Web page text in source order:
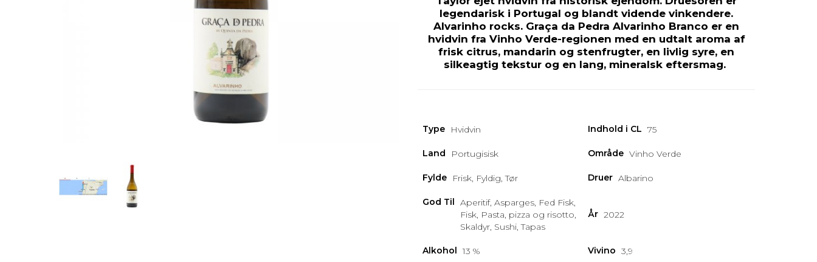
legendarisk i Portugal og blandt vidende vinkendere.
Alvarinho rocks. Graça da Pedra Alvarinho Branco er en
hvidvin fra Vinho Verde-regionen med en udtalt aroma af
frisk citrus, mandarin og stenfrugter, en livlig syre, en
silkeagtig tekstur og en lang, mineralsk eftersmag.
Type Hvidvin Indhold i CL 75
Land Portugisisk Område Vinho Verde
Fylde Frisk, Fyldig, Tør Druer Albarino
God Til Aperitif, Asparges, Fed Fisk,
Fisk, Pasta, pizza og risotto,
Skaldyr, Sushi, Tapas
År 2022
Alkohol 13 % Vivino 3,9